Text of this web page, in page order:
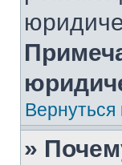
Вернуться
»